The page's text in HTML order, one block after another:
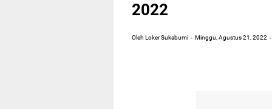
2022
Oleh Loker Sukabumi Minggu, Agustus 21, 2022